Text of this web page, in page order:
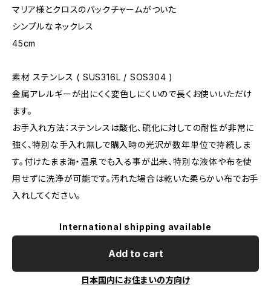
マリア様とクロスのバックチャームがついた
シンプルなネックレス
45cm
素材 ステンレス ( SUS316L / SOS304 )
金属アレルギーが出にくく変色しにくいので長くお使いいただけ
ます。
お手入れ方法：ステンレスは酸化、硫化に対しての耐性が非常に
強く、特別な手入れ無しで購入時の光沢が数年単位で持続しま
す。付けたまま海・温泉でも入る事が出来、特別な液体や布を使
用せずに洗浄が可能です。汚れた場合は乾いた柔らかい布でお手
入れしてください。
International shipping available
Add to cart
日本国内にお住まいの方向け